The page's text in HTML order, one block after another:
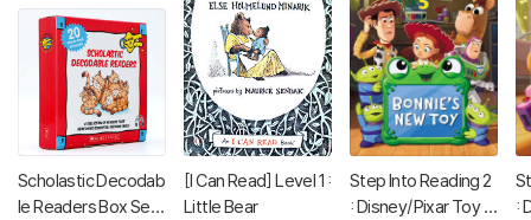
Scholastic Decodab
le Readers Box Set
[I Can Read] Level 1 :
Little Bear
Step Into Reading 2
: Disney/Pixar Toy S
: